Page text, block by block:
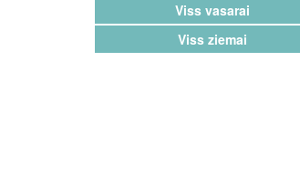
Viss vasarai
Viss ziemai